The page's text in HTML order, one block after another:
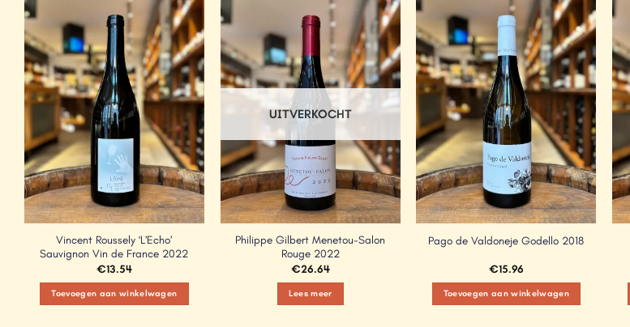
Add to
Wishlist
Vincent Roussely ‘L’Echo’
Sauvignon Vin de France 2022
€13.54
Toevoegen aan winkelwagen
Add to
Wishlist
UITVERKOCHT
Philippe Gilbert Menetou-Salon
Rouge 2022
€26.64
Lees meer
Add to
Wishlist
Pago de Valdoneje Godello 2018
€15.96
Toevoegen aan winkelwagen